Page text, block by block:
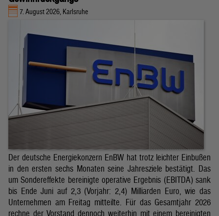
7. August 2026, Karlsruhe
Der deutsche Energiekonzern EnBW hat trotz leichter Einbußen
in den ersten sechs Monaten seine Jahresziele bestätigt. Das
um Sondereffekte bereinigte operative Ergebnis (EBITDA) sank
bis Ende Juni auf 2,3 (Vorjahr: 2,4) Milliarden Euro, wie das
Unternehmen am Freitag mitteilte. Für das Gesamtjahr 2026
rechne der Vorstand dennoch weiterhin mit einem bereinigten